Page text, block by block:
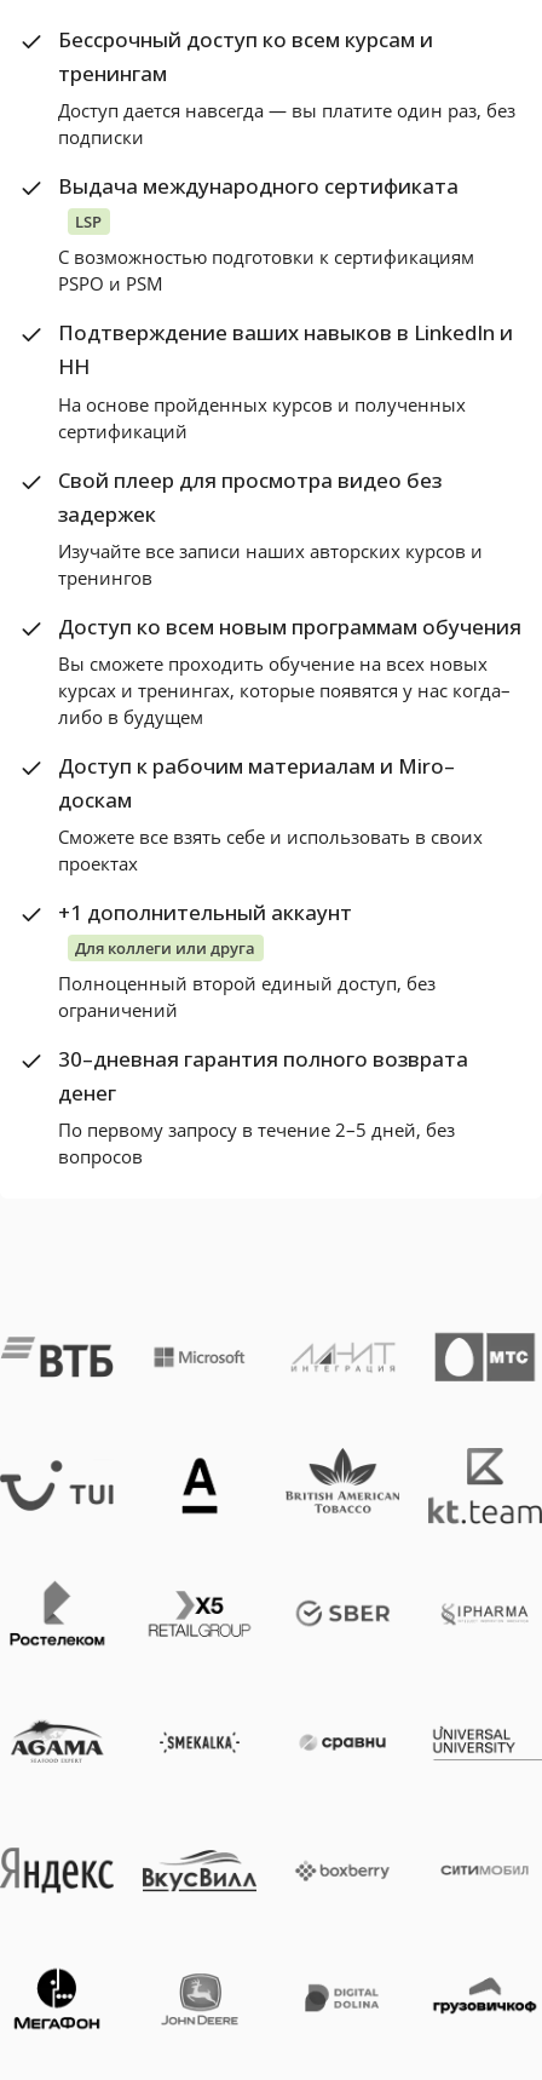
Бессрочный доступ ко всем курсам и
тренингам
Доступ дается навсегда — вы платите один раз, без
подписки
Выдача международного сертификата
LSP
С возможностью подготовки к сертификациям
PSPO и PSM
Подтверждение ваших навыков в LinkedIn и
HH
На основе пройденных курсов и полученных
сертификаций
Свой плеер для просмотра видео без
задержек
Изучайте все записи наших авторских курсов и
тренингов
Доступ ко всем новым программам обучения
Вы сможете проходить обучение на всех новых
курсах и тренингах, которые появятся у нас когда–
либо в будущем
Доступ к рабочим материалам и Miro–
доскам
Сможете все взять себе и использовать в своих
проектах
+1 дополнительный аккаунт
Для коллеги или друга
Полноценный второй единый доступ, без
ограничений
30–дневная гарантия полного возврата
денег
По первому запросу в течение 2–5 дней, без
вопросов